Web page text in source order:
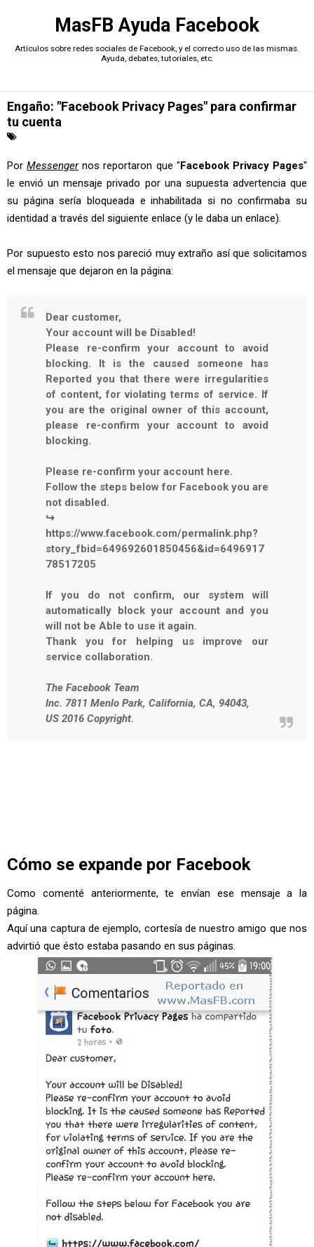
MasFB Ayuda Facebook
Artículos sobre redes sociales de Facebook, y el correcto uso de las mismas.
Ayuda, debates, tutoriales, etc.
Engaño: "Faceƅook Privacy Pages" para confirmar
tu cuenta
PorMessengernos reportaron que "Facebook Privacy Pages"
le envió un mensaje privado por una supuesta advertencia que
su página sería bloqueada e inhabilitada si no confirmaba su
identidad a través del siguiente enlace (y le daba un enlace).
Por supuesto esto nos pareció muy extraño así que solicitamos
el mensaje que dejaron en la página:
Dear customer,
Your account will be Disabled!
Please re-confirm your account to avoid
blocking. It is the caused someone has
Reported you that there were irregularities
of content, for violating terms of service. If
you are the original owner of this account,
please re-confirm your account to avoid
blocking.
Please re-confirm your account here.
Follow the steps below for Facebook you are
not disabled.
↪
https://www.facebook.com/permalink.php?
story_fbid=649692601850456&id=6496917
78517205
If you do not confirm, our system will
automatically block your account and you
will not be Able to use it again.
Thank you for helping us improve our
service collaboration.
The Facebook Team
Inc. 7811 Menlo Park, California, CA, 94043,
US 2016 Copyright.
Cómo se expande por Facebook
Como comenté anteriormente, te envían ese mensaje a la
página.
Aquí una captura de ejemplo, cortesía de nuestro amigo que nos
advirtió que ésto estaba pasando en sus páginas.